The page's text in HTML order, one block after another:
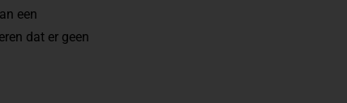
een
dat er geen